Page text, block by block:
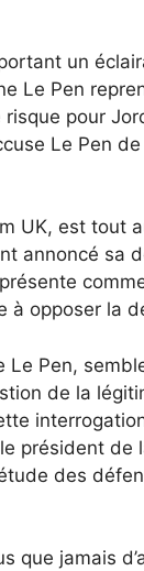
un
Le Pen
pour
Le Pen
UK, est tout
annoncé sa
à opposer la
Le Pen,
de la
président de
des
que jamais